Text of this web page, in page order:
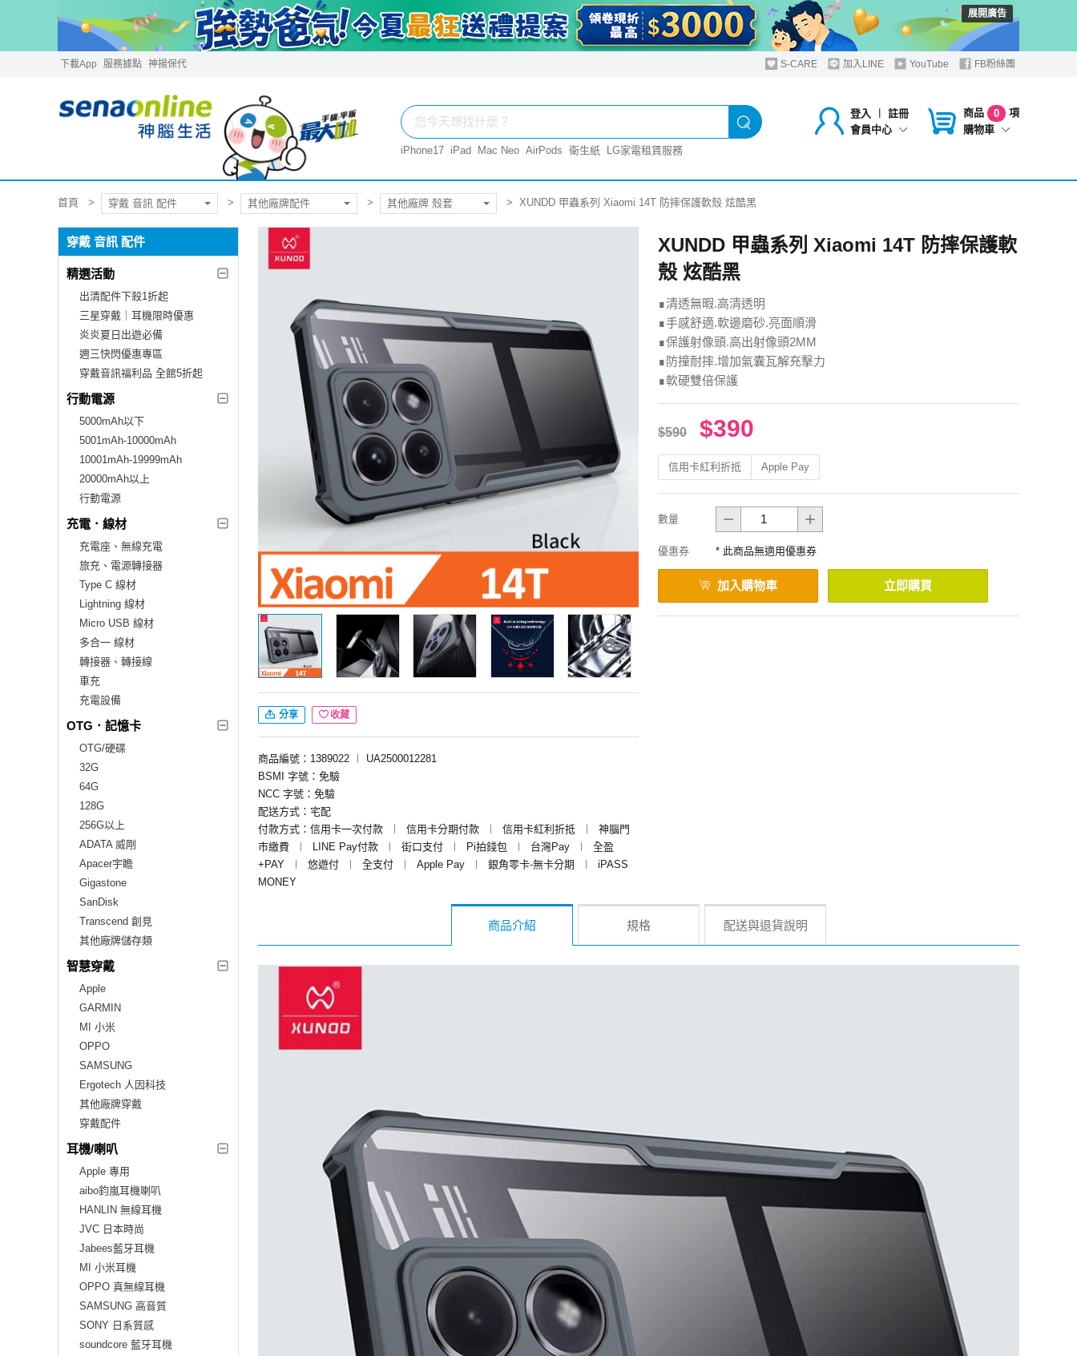
展開廣告
下載App 服務據點 神揚保代 S-CARE 加入LINE YouTube FB粉絲團
登入 ︱
註冊
會員中心
商品 0
項
購物車
iPhone17 iPad Mac Neo AirPods 衛生紙 LG家電租賃服務
首頁 穿戴 音訊 配件 其他廠牌配件 其他廠牌 殼套 XUNDD 甲蟲系列 Xiaomi 14T 防摔保護軟殼 炫酷黑
穿戴 音訊 配件
精選活動
出清配件下殺1折起
三星穿戴｜耳機限時優惠
炎炎夏日出遊必備
週三快閃優惠專區
穿戴音訊福利品 全館5折起
行動電源
5000mAh以下
5001mAh-10000mAh
10001mAh-19999mAh
20000mAh以上
行動電源
充電．線材
充電座、無線充電
旅充、電源轉接器
Type C 線材
Lightning 線材
Micro USB 線材
多合一 線材
轉接器、轉接線
車充
充電設備
OTG．記憶卡
OTG/硬碟
32G
64G
128G
256G以上
ADATA 威剛
Apacer宇瞻
Gigastone
SanDisk
Transcend 創見
其他廠牌儲存類
智慧穿戴
Apple
GARMIN
MI 小米
OPPO
SAMSUNG
Ergotech 人因科技
其他廠牌穿戴
穿戴配件
耳機/喇叭
Apple 專用
aibo鈞嵐耳機喇叭
HANLIN 無線耳機
JVC 日本時尚
Jabees藍牙耳機
MI 小米耳機
OPPO 真無線耳機
SAMSUNG 高音質
SONY 日系質感
soundcore 藍牙耳機
分享 收藏
商品編號：1389022 ︱
UA2500012281
BSMI 字號：免驗
NCC 字號：免驗
配送方式：宅配
付款方式：信用卡一次付款
︱ 信用卡分期付款 ︱ 信用卡紅利折抵 ︱
神腦門
市繳費
︱ LINE Pay付款 ︱ 街口支付 ︱ Pi拍錢包 ︱ 台灣Pay ︱
全盈
+PAY
︱ 悠遊付 ︱ 全支付 ︱ Apple Pay ︱ 銀角零卡-無卡分期 ︱
iPASS
MONEY
XUNDD 甲蟲系列 Xiaomi 14T 防摔保護軟
殼 炫酷黑
∎清透無暇.高清透明
∎手感舒適.軟邊磨砂.亮面順滑
∎保護射像頭.高出射像頭2MM
∎防撞耐摔.增加氣囊瓦解充擊力
∎軟硬雙倍保護
$590 $390
信用卡紅利折抵 Apple Pay
數量
優惠券 * 此商品無適用優惠券
加入購物車 立即購買
商品介紹 規格 配送與退貨說明